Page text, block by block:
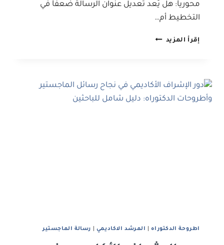
محورياً: هل يُعد تعديل عنوان الرسالة ضعفاً في
التخطيط أم…
إقرأ المزيد متى
الرسالة
علمياً
اطروحة الدكتوراه| المرشد الاكاديمي رﺳﺎﻟﺔ اﻟﻤﺎﺟﺴﺘﻴﺮ